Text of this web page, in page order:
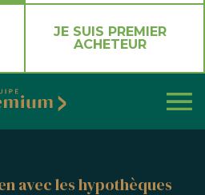
JE SUIS PREMIER
ACHETEUR
avec les hypothèques